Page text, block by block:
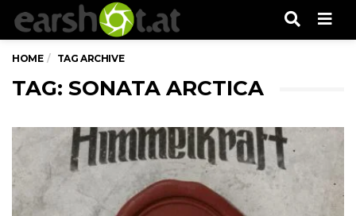
HOME TAG ARCHIVE
TAG: SONATA ARCTICA